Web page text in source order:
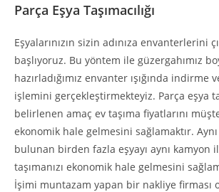
Parça Eşya Taşımacılığı
Eşyalarınızın sizin adınıza envanterlerini
başlıyoruz. Bu yöntem ile güzergahımız
hazırladığımız envanter ışığında indirme
işlemini gerçekleştirmekteyiz. Parça eşya
belirlenen amaç ev taşıma fiyatlarını
ekonomik hale gelmesini sağlamaktır.
bulunan birden fazla eşyayı aynı kamyon
taşımanızı ekonomik hale gelmesini
İşimi muntazam yapan bir nakliye firması